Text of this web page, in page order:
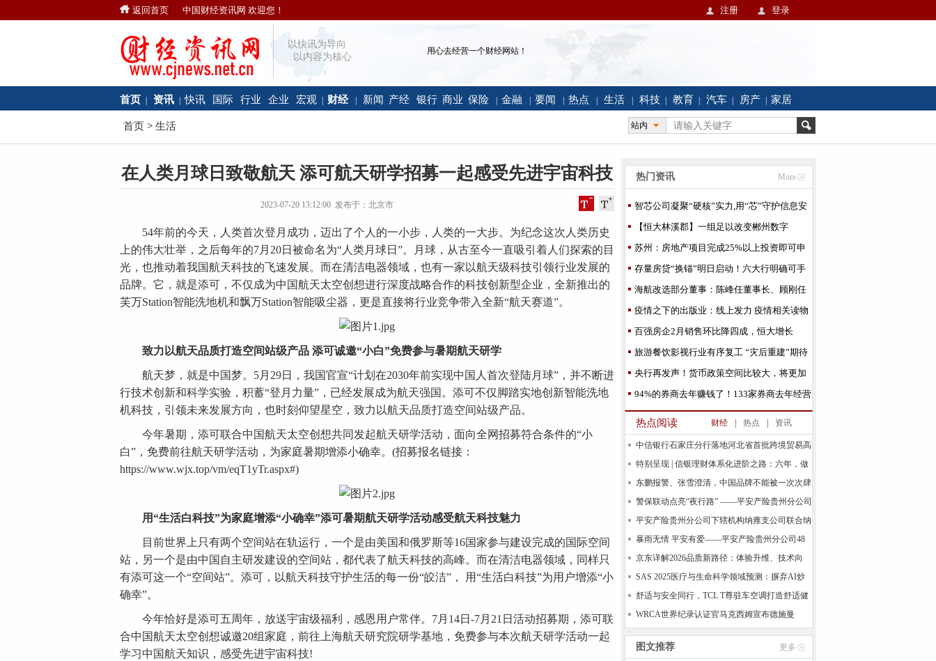
返回首页 中国财经资讯网 欢迎您！ 注册 登录
以快讯为导向
以内容为核心
用心去经营一个财经网站！
首页 资讯 快讯 国际 行业 企业 宏观 财经 新闻 产经 银行 商业 保险 金融 要闻 热点 生活 科技 教育 汽车 房产 家居
首页 > 生活 站内
在人类月球日致敬航天 添可航天研学招募一起感受先进宇宙科技
2023-07-20 13:12:00 发布于：北京市
54年前的今天，人类首次登月成功，迈出了个人的一小步，人类的一大步。为纪念这次人类历史
上的伟大壮举，之后每年的7月20日被命名为“人类月球日”。月球，从古至今一直吸引着人们探索的目
光，也推动着我国航天科技的飞速发展。而在清洁电器领域，也有一家以航天级科技引领行业发展的
品牌。它，就是添可，不仅成为中国航天太空创想进行深度战略合作的科技创新型企业，全新推出的
芙万Station智能洗地机和飘万Station智能吸尘器，更是直接将行业竞争带入全新“航天赛道”。
致力以航天品质打造空间站级产品 添可诚邀“小白”免费参与暑期航天研学
航天梦，就是中国梦。5月29日，我国官宣“计划在2030年前实现中国人首次登陆月球”，并不断进
行技术创新和科学实验，积蓄“登月力量”，已经发展成为航天强国。添可不仅脚踏实地创新智能洗地
机科技，引领未来发展方向，也时刻仰望星空，致力以航天品质打造空间站级产品。
今年暑期，添可联合中国航天太空创想共同发起航天研学活动，面向全网招募符合条件的“小
白”，免费前往航天研学活动，为家庭暑期增添小确幸。(招募报名链接：
https://www.wjx.top/vm/eqT1yTr.aspx#)
用“生活白科技”为家庭增添“小确幸”添可暑期航天研学活动感受航天科技魅力
目前世界上只有两个空间站在轨运行，一个是由美国和俄罗斯等16国家参与建设完成的国际空间
站，另一个是由中国自主研发建设的空间站，都代表了航天科技的高峰。而在清洁电器领域，同样只
有添可这一个“空间站”。添可，以航天科技守护生活的每一份“皎洁”， 用“生活白科技”为用户增添“小
确幸”。
今年恰好是添可五周年，放送宇宙级福利，感恩用户常伴。7月14日-7月21日活动招募期，添可联
合中国航天太空创想诚邀20组家庭，前往上海航天研究院研学基地，免费参与本次航天研学活动一起
学习中国航天知识，感受先进宇宙科技!
热门资讯 More
智芯公司凝聚“硬核”实力,用“芯”守护信息安
全
【恒大林溪郡】一组足以改变郴州数字
苏州：房地产项目完成25%以上投资即可申
请预售
存量房贷“换锚”明日启动！六大行明确可手
机银行办理
海航改选部分董事：陈峰任董事长、顾刚任
执行董事长
疫情之下的出版业：线上发力 疫情相关读物
纷纷出版
百强房企2月销售环比降四成，恒大增长
118%，3月再推网上卖
旅游餐饮影视行业有序复工 “灾后重建”期待
实招
央行再发声！货币政策空间比较大，将更加
灵活适度！
94%的券商去年赚钱了！133家券商去年经营
数据出炉
热点阅读 财经 热点 资讯
中信银行石家庄分行落地河北省首批跨境贸易高
水平
特别呈现 | 信银理财体系化进阶之路：六年，做
时间的
东鹏报警、张雪澄清，中国品牌不能被一次次肆
意抹黑
警保联动点亮“夜行路” ——平安产险贵州分公司
平安产险贵州分公司下辖机构纳雍支公司联合纳
雍县
暴雨无情 平安有爱——平安产险贵州分公司48
小时
京东详解2026品质新路径：体验升维、技术向
实、开放
SAS 2025医疗与生命科学领域预测：摒弃AI炒
作，重视应
舒适与安全同行，TCL T尊驻车空调打造舒适健
康驻车
WRCA世界纪录认证官马克西姆宣布德施曼
GPTfinger
图文推荐 更多